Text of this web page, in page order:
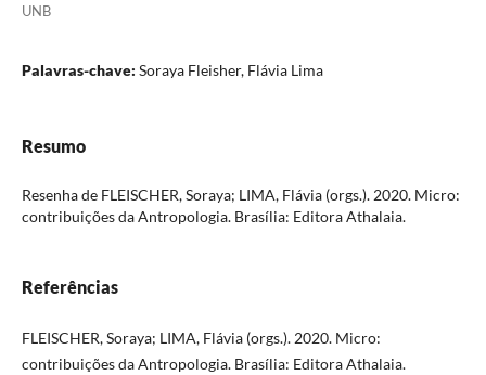
UNB
Palavras-chave: Soraya Fleisher, Flávia Lima
Resumo
Resenha de FLEISCHER, Soraya; LIMA, Flávia (orgs.). 2020. Micro:
contribuições da Antropologia. Brasília: Editora Athalaia.
Referências
FLEISCHER, Soraya; LIMA, Flávia (orgs.). 2020. Micro:
contribuições da Antropologia. Brasília: Editora Athalaia.